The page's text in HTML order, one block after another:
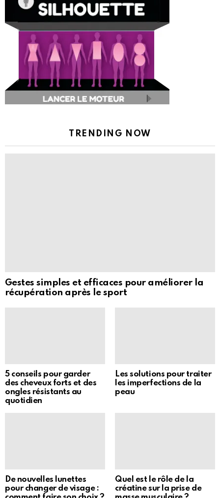
TRENDING NOW
Gestes simples et efficaces pour améliorer la
récupération après le sport
5 conseils pour garder
des cheveux forts et des
ongles résistants au
quotidien
Les solutions pour traiter
les imperfections de la
peau
De nouvelles lunettes
pour changer de visage :
Quel est le rôle de la
créatine sur la prise de